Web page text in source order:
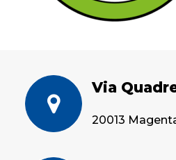
Via
20013